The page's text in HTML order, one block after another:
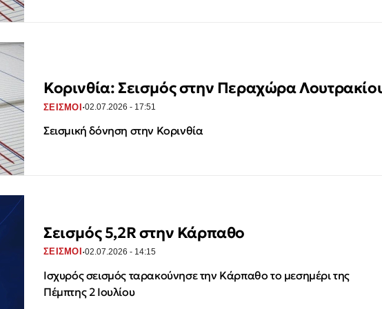
Κορινθία: Σεισμός στην Περαχώρα
ΣΕΙΣΜΟΙ ·02.07.2026 - 17:51
Σεισμική δόνηση στην Κορινθία
Σεισμός 5,2R στην Κάρπαθο
ΣΕΙΣΜΟΙ ·02.07.2026 - 14:15
Ισχυρός σεισμός ταρακούνησε την Κάρπαθο το μεσημέρι της
Πέμπτης 2 Ιουλίου